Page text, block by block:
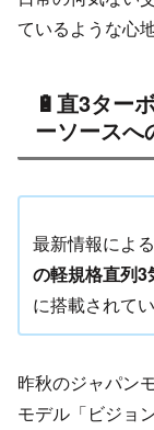
ているような心
🔋直3ター
ーソースへ
最新情報によ
の軽規格直列
に搭載されて
昨秋のジャパン
モデル「ビジョ